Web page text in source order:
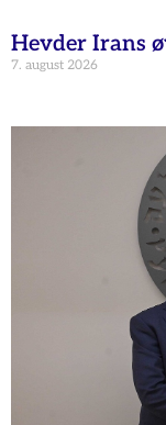
Hevder Irans
7. august 2026